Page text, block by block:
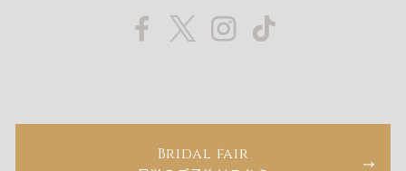
Bridal fair